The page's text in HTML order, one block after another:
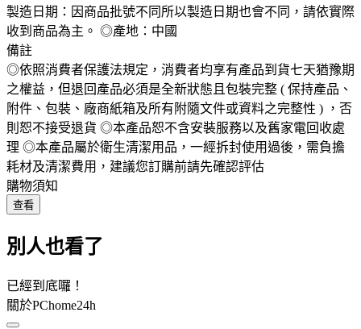
製造日期：因商品批號不同所以製造日期也會不同，請依實際
收到商品為主。 ◎產地：中國
備註
◎依照消費者保護法規定，消費者均享有產品到貨七天猶豫期
之權益，但退回產品必須是全新狀態且包裝完整 ( 保持產品、
附件、包裝、廠商紙箱及所有附隨文件或資料之完整性 ) ，否
則恕不接受退貨 ◎本產品恕不含安裝服務以及舊家電回收處
理 ◎本產品屬於衛生清潔用品，一經拆封使用過後，需負擔
耗材及清潔費用，建議您訂購前請先確認評估
購物須知
查看
別人也看了
已經到底囉！
關於PChome24h